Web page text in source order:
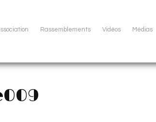
Rassemblements Vidéos Médias